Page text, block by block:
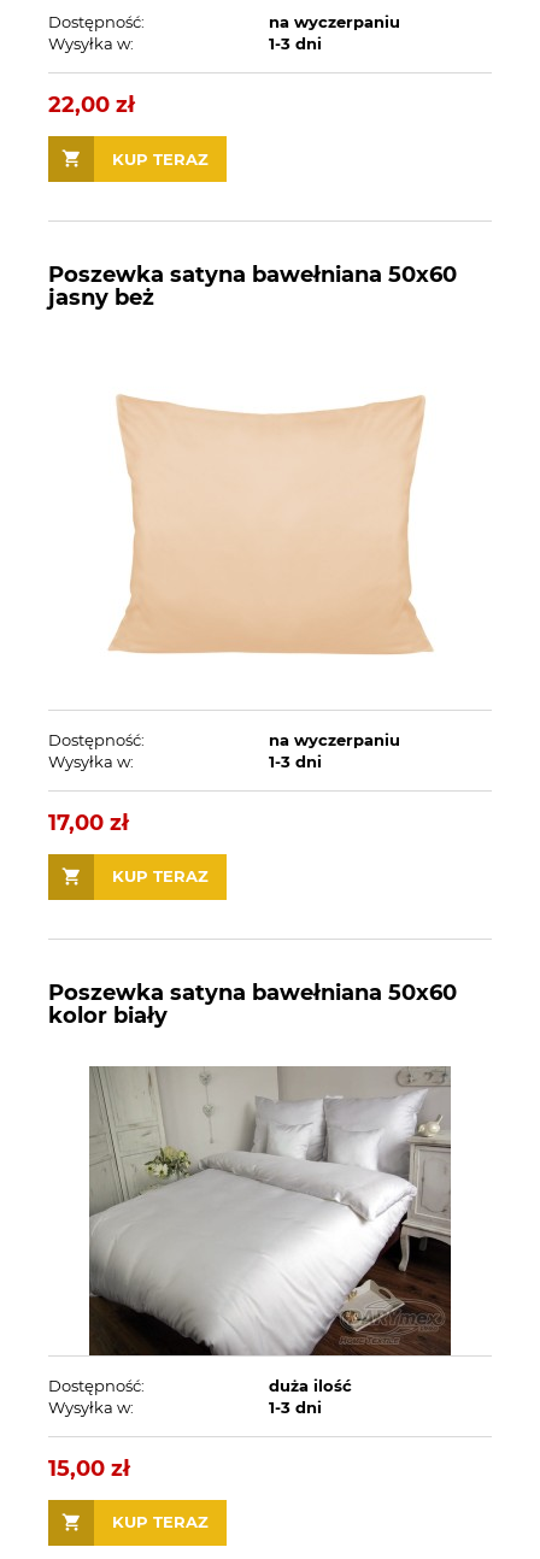
Dostępność:
na wyczerpaniu
Wysyłka w:
1-3 dni
22,00 zł
KUP TERAZ
Poszewka satyna bawełniana 50x60
jasny beż
Dostępność:
na wyczerpaniu
Wysyłka w:
1-3 dni
17,00 zł
KUP TERAZ
Poszewka satyna bawełniana 50x60
kolor biały
Dostępność:
duża ilość
Wysyłka w:
1-3 dni
15,00 zł
KUP TERAZ